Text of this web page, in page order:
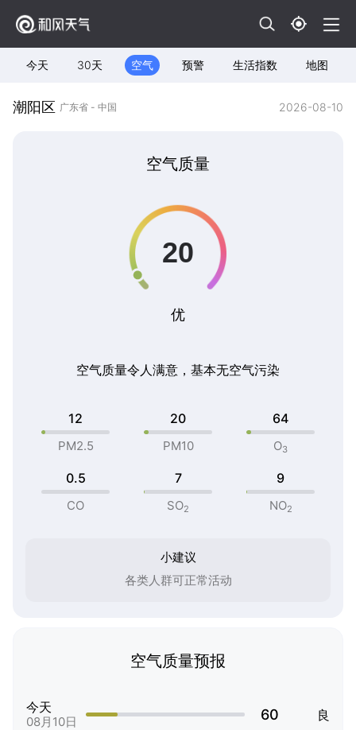
今天 30天 空气 预警 生活指数 地图
潮阳区 广东省 - 中国 2026-08-10
空气质量
优
空气质量令人满意，基本无空气污染
12
PM2.5
20
PM10
64
O3
0.5
CO
7
SO2
9
NO2
小建议
各类人群可正常活动
空气质量预报
今天
08月10日 60 良